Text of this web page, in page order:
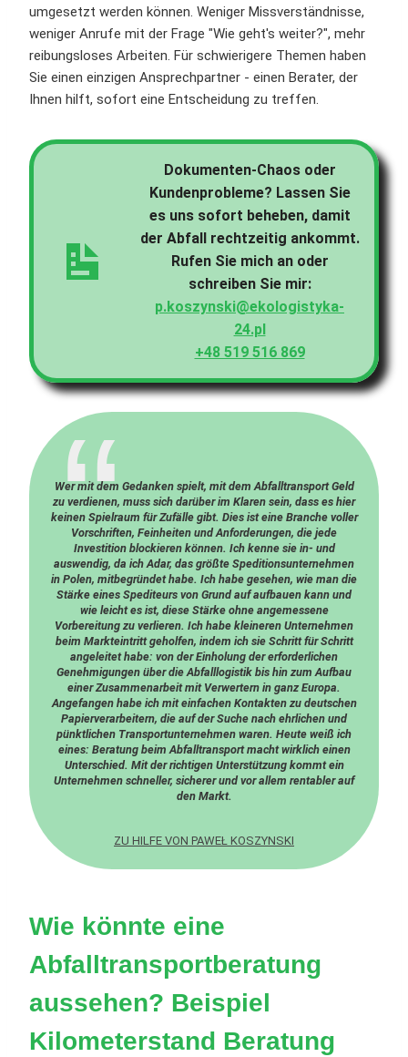
umgesetzt werden können. Weniger Missverständnisse,
weniger Anrufe mit der Frage "Wie geht's weiter?", mehr
reibungsloses Arbeiten. Für schwierigere Themen haben
Sie einen einzigen Ansprechpartner - einen Berater, der
Ihnen hilft, sofort eine Entscheidung zu treffen.
Dokumenten-Chaos oder
Kundenprobleme? Lassen Sie
es uns sofort beheben, damit
der Abfall rechtzeitig ankommt.
Rufen Sie mich an oder
schreiben Sie mir:
p.koszynski@ekologistyka-
24.pl
+48 519 516 869
Wer mit dem Gedanken spielt, mit dem Abfalltransport Geld
zu verdienen, muss sich darüber im Klaren sein, dass es hier
keinen Spielraum für Zufälle gibt. Dies ist eine Branche voller
Vorschriften, Feinheiten und Anforderungen, die jede
Investition blockieren können. Ich kenne sie in- und
auswendig, da ich Adar, das größte Speditionsunternehmen
in Polen, mitbegründet habe. Ich habe gesehen, wie man die
Stärke eines Spediteurs von Grund auf aufbauen kann und
wie leicht es ist, diese Stärke ohne angemessene
Vorbereitung zu verlieren. Ich habe kleineren Unternehmen
beim Markteintritt geholfen, indem ich sie Schritt für Schritt
angeleitet habe: von der Einholung der erforderlichen
Genehmigungen über die Abfalllogistik bis hin zum Aufbau
einer Zusammenarbeit mit Verwertern in ganz Europa.
Angefangen habe ich mit einfachen Kontakten zu deutschen
Papierverarbeitern, die auf der Suche nach ehrlichen und
pünktlichen Transportunternehmen waren. Heute weiß ich
eines: Beratung beim Abfalltransport macht wirklich einen
Unterschied. Mit der richtigen Unterstützung kommt ein
Unternehmen schneller, sicherer und vor allem rentabler auf
den Markt.
ZU HILFE VON PAWEŁ KOSZYNSKI
Wie könnte eine
Abfalltransportberatung
aussehen? Beispiel
Kilometerstand Beratung